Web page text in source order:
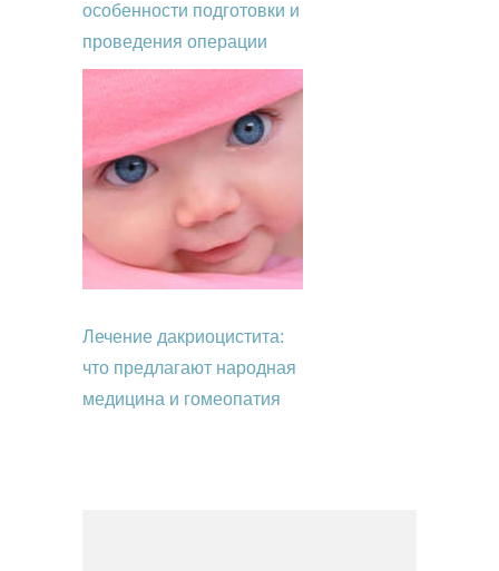
особенности подготовки и
проведения операции
Лечение дакриоцистита:
что предлагают народная
медицина и гомеопатия